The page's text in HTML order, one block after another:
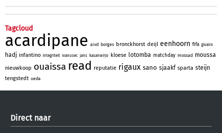
Tagcloud
acardipane aivd borges bronckhorst deijl eenhoorn fifa givairo
hadj infantino integriteit ivanusec jans kasanwirjo kloese lotomba matchday mossad moussa
nieuwkoop ouaissa read reputatie rigaux sano sjaakf sparta steijn
tengstedt ueda
Direct naar